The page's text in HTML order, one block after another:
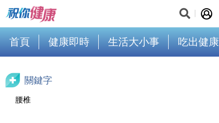
首頁 健康即時 生活大小事 吃出健康
關鍵字
腰椎